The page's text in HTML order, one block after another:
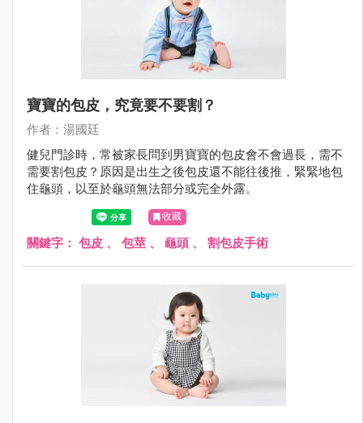
寶寶的包皮，究竟要不要割？
作者：湯國廷
健兒門診時，常被家長問到男寶寶的包皮會不會過長，需不
需要割包皮？原因是出生之後包皮還不能往後推，緊緊地包
住龜頭，以至於龜頭無法部分或完全外露。
收藏
關鍵字： 包皮 、 包莖 、 龜頭 、 割包皮手術